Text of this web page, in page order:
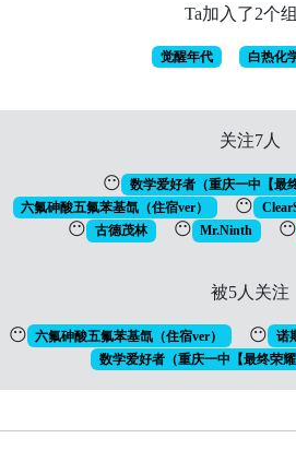
Ta加入了2个
觉醒年代 白热化
关注7人
😶 数学爱好者（重庆一中【最
六氟砷酸五氟苯基氙（住宿ver） 😶
😶 古德茂林 😶 Mr.Ninth
被5人关注
😶 六氟砷酸五氟苯基氙（住宿ver） 😶 诺
数学爱好者（重庆一中【最终荣耀